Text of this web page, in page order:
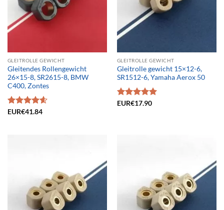
GLEITROLLE GEWICHT
Gleitendes Rollengewicht
26×15-8, SR2615-8, BMW
C400, Zontes
Bewertet
EUR€41.84
GLEITROLLE GEWICHT
Gleitrolle gewicht 15×12-6,
SR1512-6, Yamaha Aerox 50
Bewertet
EUR€17.90